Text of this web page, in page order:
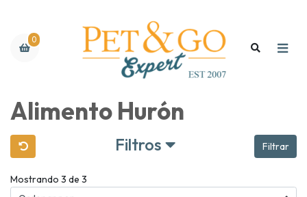
0
Alimento Hurón
Filtros Filtrar
Mostrando 3 de 3